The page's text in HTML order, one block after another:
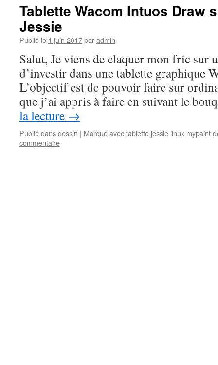
Tablette Wacom Intuos Draw
Jessie
Publié le 1 juin 2017paradmin
Salut, Je viens de claquer mon fric sur
d’investir dans une tablette graphique
L’objectif est de pouvoir faire sur
que j’ai appris à faire en suivant le
la lecture →
Publié dansdessin | Marqué avectablette jessie linux mypaint
commentaire